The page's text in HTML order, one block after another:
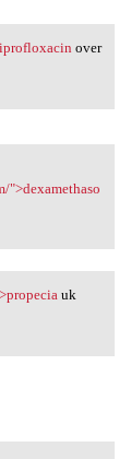
over
">dexamethaso
uk